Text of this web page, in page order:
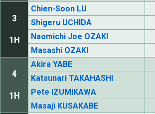
3
1H
Chien-Soon LU
Shigeru UCHIDA
Naomichi Joe OZAKI
Masashi OZAKI
4
1H
Akira YABE
Katsunari TAKAHASHI
Pete IZUMIKAWA
Masaji KUSAKABE